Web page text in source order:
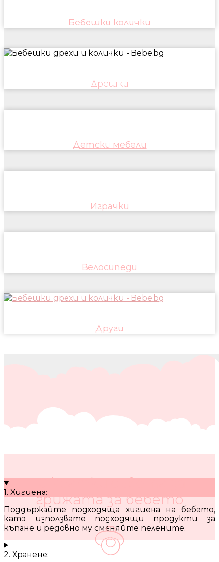
Бебешки колички
Дрешки
Детски мебели
Играчки
Велосипеди
Други
10 кратки съвета за
грижата за бебето
1. Хигиена:
Поддържайте подходяща хигиена на бебето,
като използвате подходящи продукти за
къпане и редовно му сменяйте пелените.
2. Хранене: